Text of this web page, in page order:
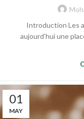
Introduction Les
aujourd’hui une
01
MAY